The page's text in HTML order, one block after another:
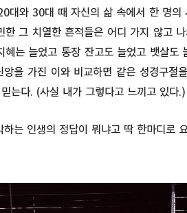
대와 30대 때 자신의 삶 속에서 한 명의
한 그 치열한 흔적들은 어디 가지 않고
혜는 늘었고 통장 잔고도 늘었고 뱃살도
을 가진 이와 비교하면 같은 성경구절
는다. (사실 내가 그렇다고 느끼고 있다.)
는 인생의 정답이 뭐냐고 딱 한마디로